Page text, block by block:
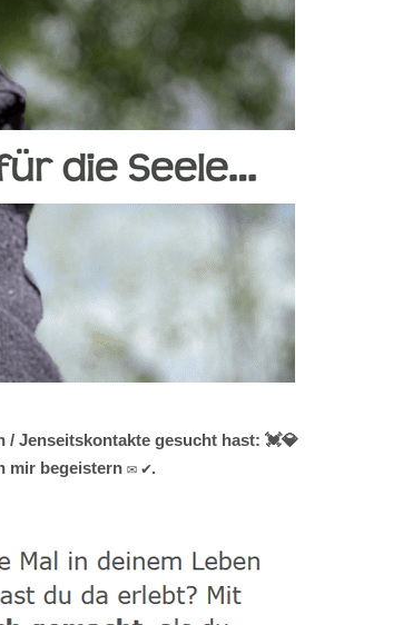
/ Jenseitskontakte gesucht hast: 💓️💎
mir begeistern ✉ ✔.